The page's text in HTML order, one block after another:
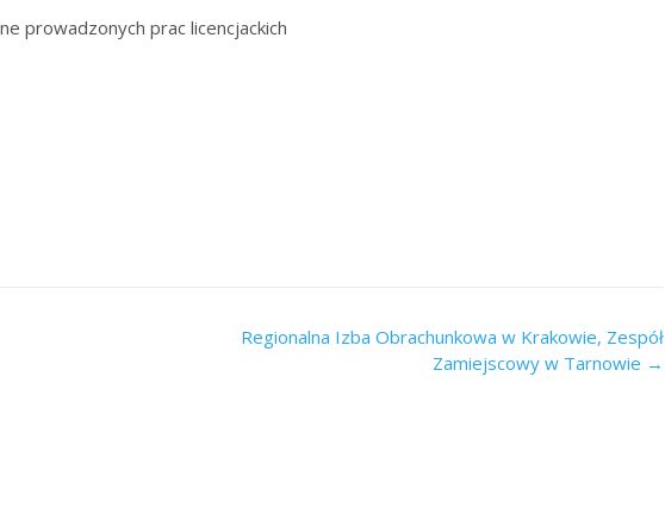
prowadzonych prac licencjackich
Regionalna Izba Obrachunkowa w Krakowie, Zespół
Zamiejscowy w Tarnowie →